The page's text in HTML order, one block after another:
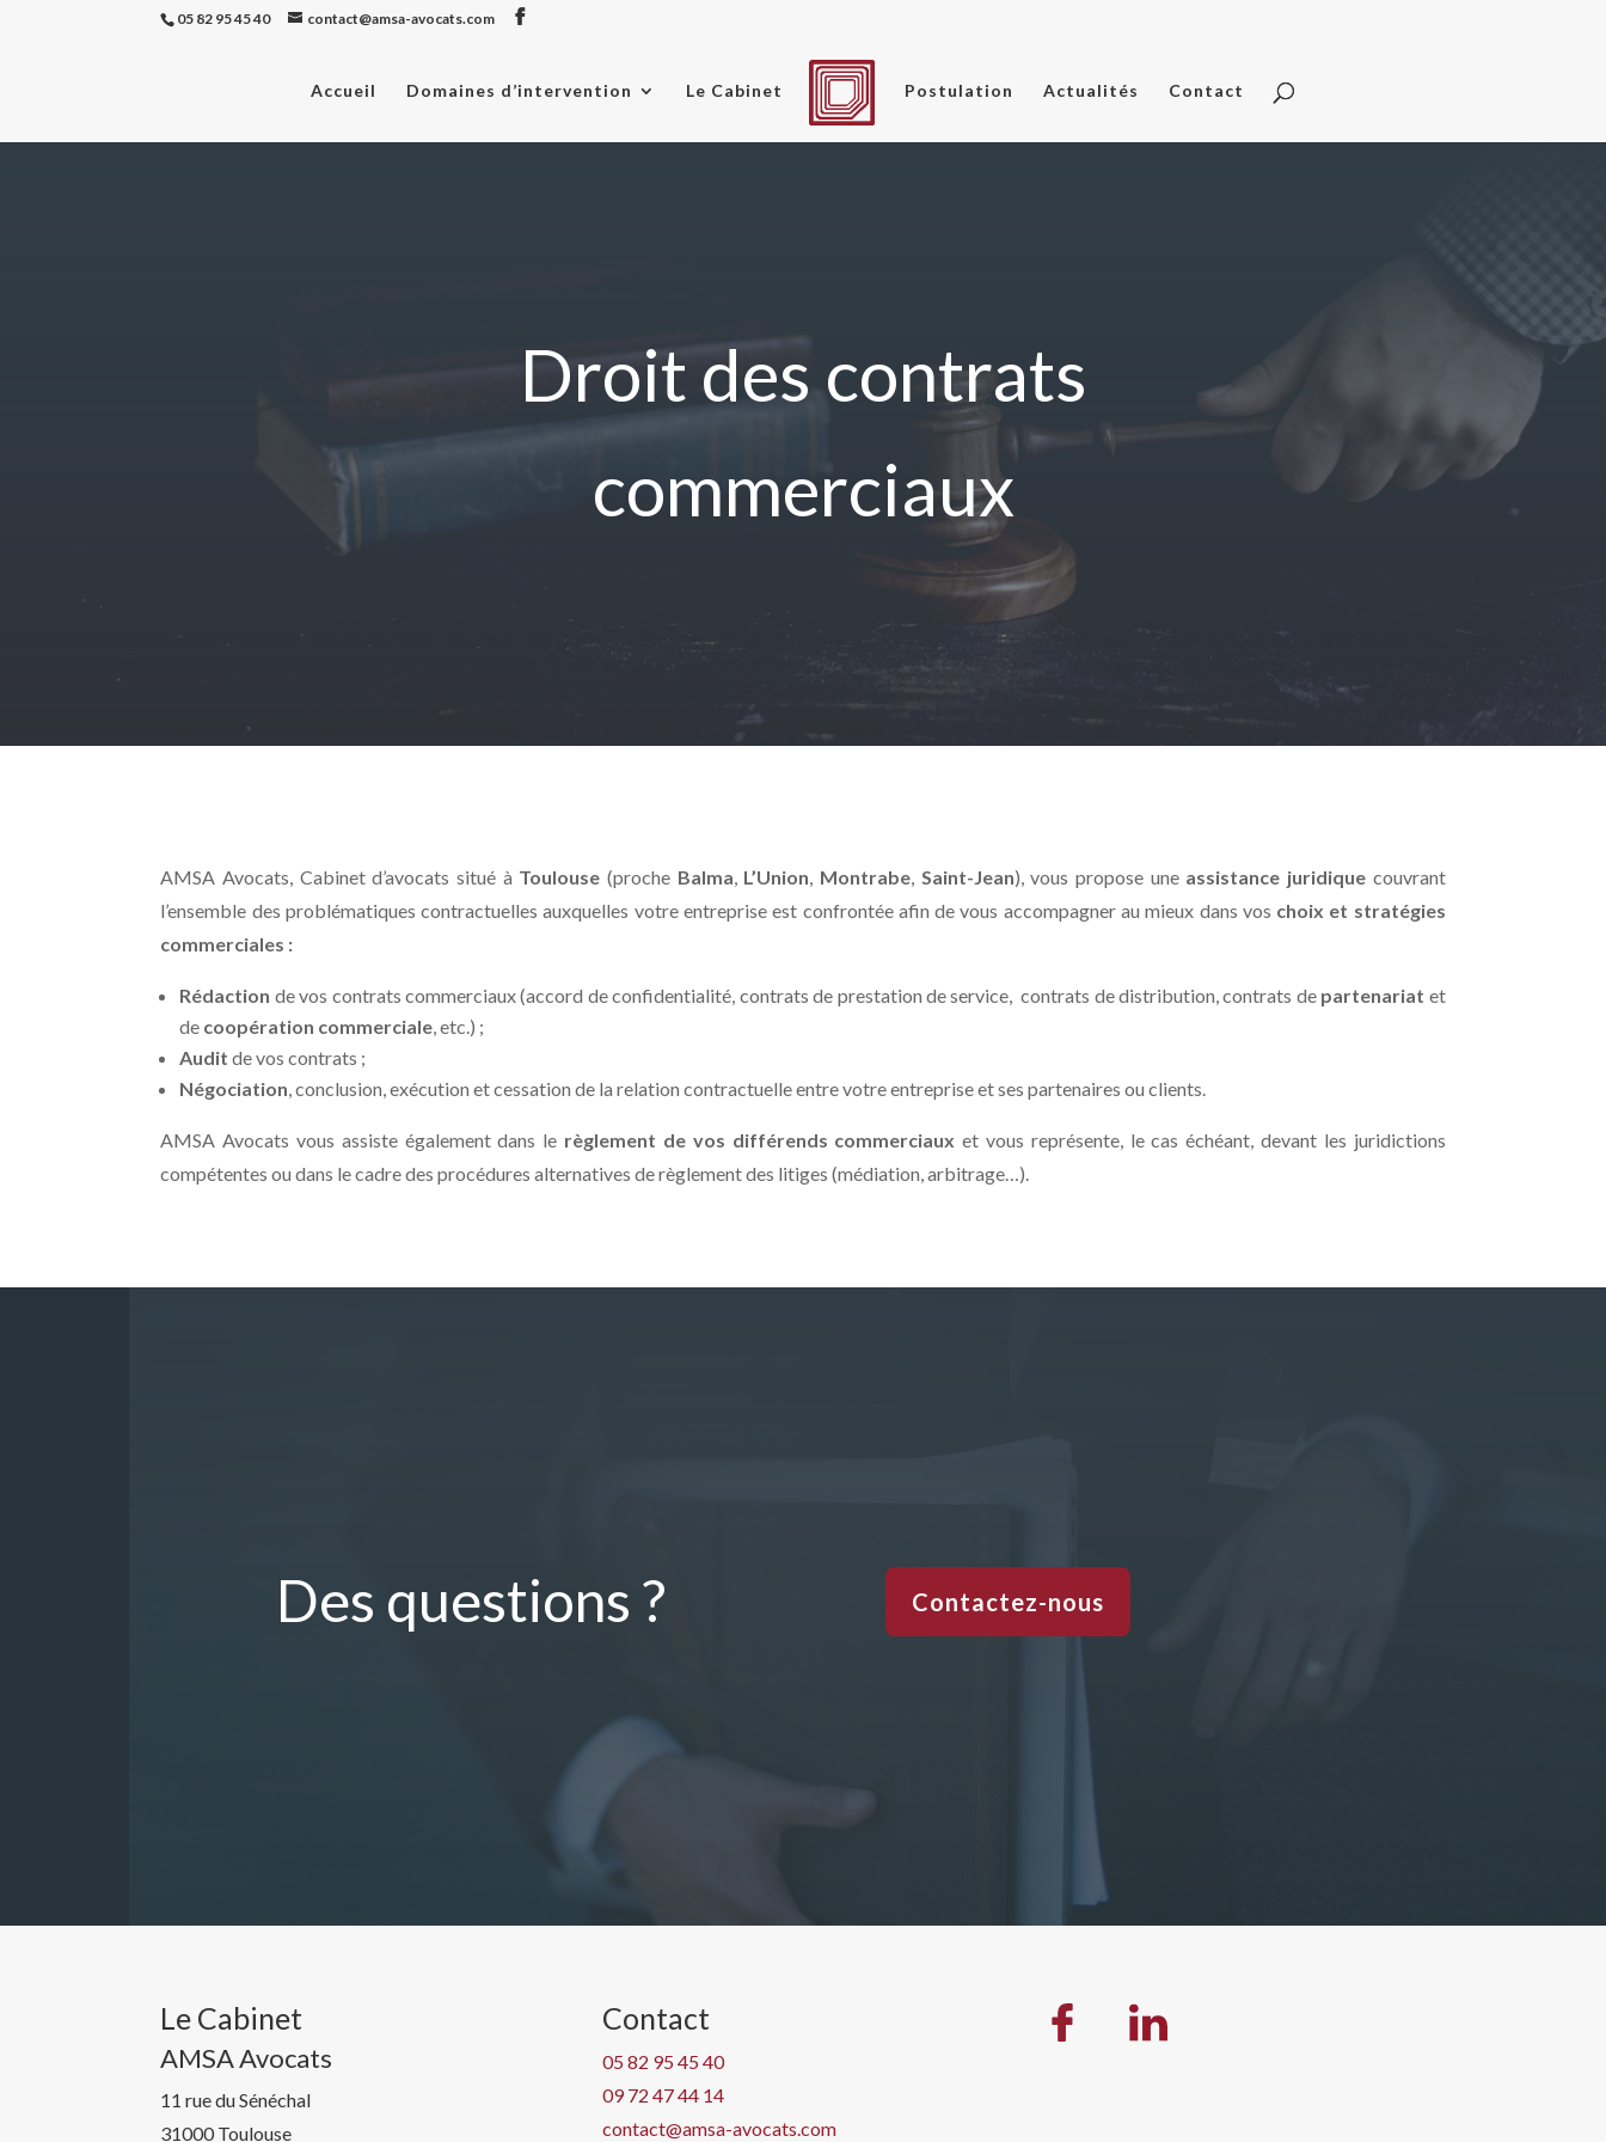
05 82 95 45 40 contact@amsa-avocats.com
Accueil Domaines d’intervention Le Cabinet Postulation Actualités Contact
Droit des contrats
commerciaux
AMSA Avocats, Cabinet d’avocats situé à Toulouse (proche Balma,L’Union, Montrabe, Saint-Jean), vous propose uneassistance juridique couvrant
l’ensemble des problématiques contractuelles auxquelles votre entreprise est confrontée afin de vous accompagner au mieux dans vos choix et stratégies
commerciales :
Rédaction de vos contrats commerciaux (accord de confidentialité, contrats de prestation de service, contrats de distribution, contrats de partenariat et
de coopération commerciale, etc.) ;
Audit de vos contrats ;
Négociation, conclusion, exécution et cessation de la relation contractuelle entre votre entreprise et ses partenaires ou clients.
AMSA Avocats vous assiste également dans le règlement de vos différends commerciaux et vous représente, le cas échéant, devant les juridictions
compétentes ou dans le cadre des procédures alternatives de règlement des litiges (médiation, arbitrage…).
Des questions ? Contactez-nous
Le Cabinet
AMSA Avocats
11 rue du Sénéchal
31000 Toulouse
Contact
05 82 95 45 40
09 72 47 44 14
contact@amsa-avocats.com